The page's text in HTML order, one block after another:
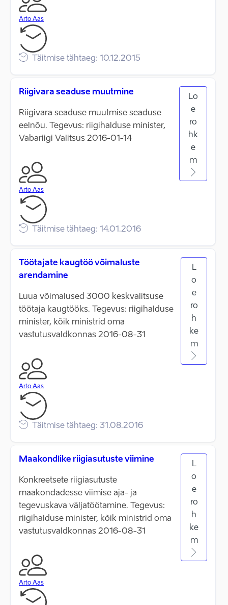
Arto Aas
Täitmise tähtaeg: 10.12.2015
Riigivara seaduse muutmine
Riigivara seaduse muutmise seaduse
eelnõu. Tegevus: riigihalduse minister,
Vabariigi Valitsus 2016-01-14
Arto Aas
Täitmise tähtaeg: 14.01.2016
Lo
e
ro
hk
e
m
Töötajate kaugtöö võimaluste
arendamine
Luua võimalused 3000 keskvalitsuse
töötaja kaugtööks. Tegevus: riigihalduse
minister, kõik ministrid oma
vastutusvaldkonnas 2016-08-31
Arto Aas
Täitmise tähtaeg: 31.08.2016
L
o
e
ro
h
ke
m
Maakondlike riigiasutuste viimine
Konkreetsete riigiasutuste
maakondadesse viimise aja- ja
tegevuskava väljatöötamine. Tegevus:
riigihalduse minister, kõik ministrid oma
vastutusvaldkonnas 2016-08-31
Arto Aas
L
o
e
ro
h
ke
m